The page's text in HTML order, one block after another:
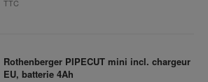
TTC
Rothenberger PIPECUT mini incl. chargeur
EU, batterie 4Ah